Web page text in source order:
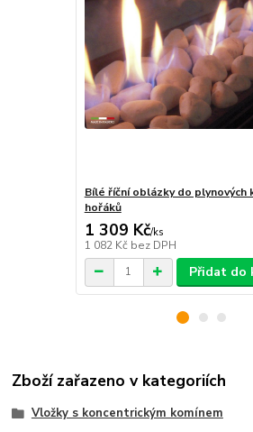
Bílé říční oblázky do plynových
hořáků
1 309 Kč/ks
1 082 Kč bez DPH
Přidat do
Zboží zařazeno v kategoriích
Vložky s koncentrickým komínem